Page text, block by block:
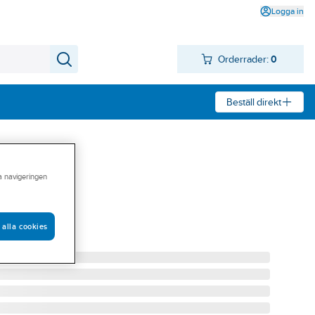
Logga in
Orderrader: 0
Beställ direkt
SVART
navigeringen
alla cookies